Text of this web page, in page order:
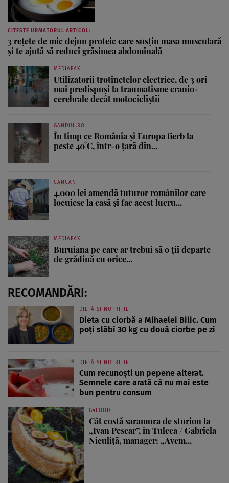
CITESTE URMATORUL ARTICOL:
3 rețete de mic dejun proteic care susțin masa musculară
și te ajută să reduci grăsimea abdominală
MEDIAFAX
Utilizatorii trotinetelor electrice, de 3 ori
mai predispuși la traumatisme cranio-
cerebrale decât motocicliștii
GANDUL.RO
În timp ce România și Europa fierb la
peste 40°C, într-o țară din...
CANCAN
4.000 lei amendă tuturor românilor care
locuiesc la casă și fac acest lucru...
MEDIAFAX
Buruiana pe care ar trebui să o ții departe
de grădină cu orice...
RECOMANDĂRI:
DIETĂ ȘI NUTRIȚIE
Dieta cu ciorbă a Mihaelei Bilic. Cum
poți slăbi 30 kg cu două ciorbe pe zi
DIETĂ ȘI NUTRIȚIE
Cum recunoști un pepene alterat.
Semnele care arată că nu mai este
bun pentru consum
G4FOOD
Cât costă saramura de sturion la
„Ivan Pescar”, în Tulcea / Gabriela
Niculiță, manager: „Avem...